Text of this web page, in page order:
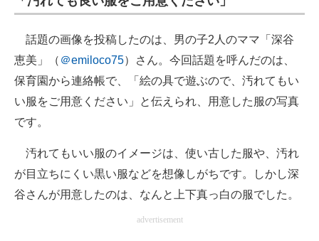
話題の画像を投稿したのは、男の子2人のママ「深谷
恵美」（ ＠emiloco75）さん。今回話題を呼んだのは、
保育園から連絡帳で、「絵の具で遊ぶので、汚れてもい
い服をご用意ください」と伝えられ、用意した服の写真
です。
汚れてもいい服のイメージは、使い古した服や、汚れ
が目立ちにくい黒い服などを想像しがちです。しかし深
谷さんが用意したのは、なんと上下真っ白の服でした。
advertisement